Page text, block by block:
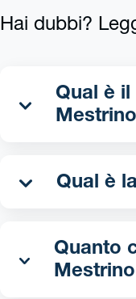
Hai dubbi?
Qual è il
Mestrino
Quanto
Mestrino